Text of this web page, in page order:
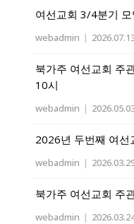
여선교회 3/4분기 모
webadmin |
북가주 여선교회 주
10시
webadmin |
2026년 두번째 여
webadmin |
북가주 여선교회 주
webadmin |